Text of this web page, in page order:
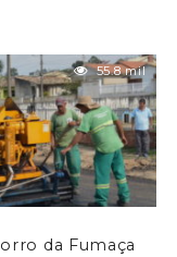
55.8 mil
da Fumaça